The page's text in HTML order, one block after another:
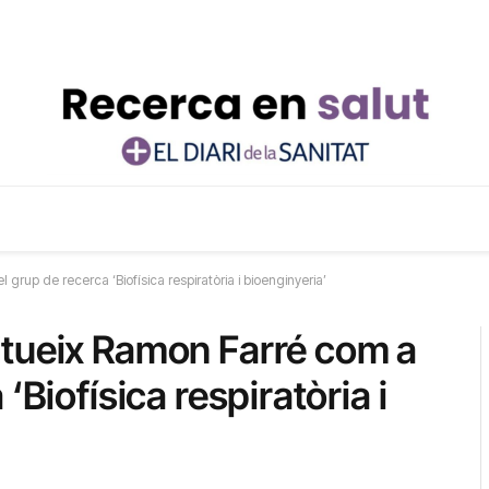
de recerca ‘Biofísica respiratòria i bioenginyeria’
Ramon Farré com a
respiratòria i